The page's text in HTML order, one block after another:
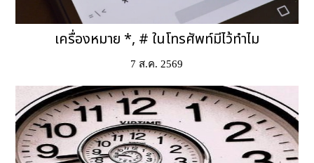
เครื่องหมาย *, # ในโทรศัพท์มีไว้ทำไม
7 ส.ค. 2569